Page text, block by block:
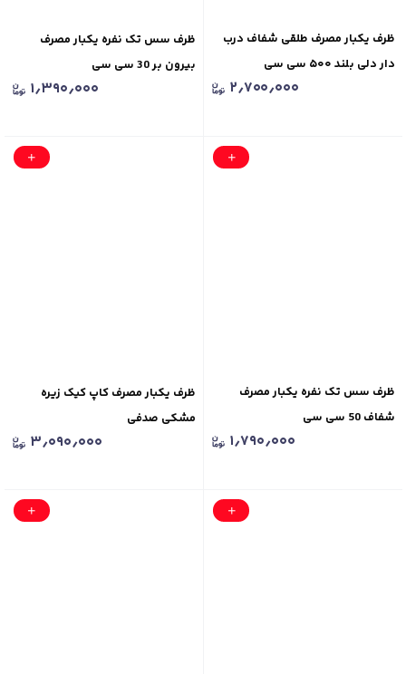
ظرف یکبار مصرف طلقی شفاف درب
دار دلی بلند ۵۰۰ سی سی
۲٫۷۰۰٫۰۰۰
ظرف سس تک نفره یکبار مصرف
بیرون بر 30 سی سی
۱٫۳۹۰٫۰۰۰
ظرف سس تک نفره یکبار مصرف
شفاف 50 سی سی
۱٫۷۹۰٫۰۰۰
ظرف یکبار مصرف کاپ کیک زیره
مشکی صدفی
۳٫۰۹۰٫۰۰۰